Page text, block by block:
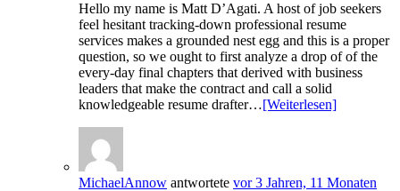
Hello my name is Matt D’Agati. A host of job seekers
feel hesitant tracking-down professional resume
services makes a grounded nest egg and this is a proper
question, so we ought to first analyze a drop of of the
every-day final chapters that derived with business
leaders that make the contract and call a solid
knowledgeable resume drafter…[Weiterlesen]
MichaelAnnow antwortete vor 3 Jahren, 11 Monaten